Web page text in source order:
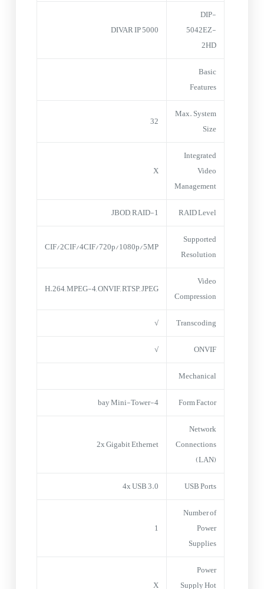
DIP-
5042EZ-
2HD
DIVAR IP 5000
Basic
Features
Max. System
Size
32
Integrated
Video
Management
X
RAID Level
JBOD, RAID-1
Supported
Resolution
CIF/2CIF/4CIF/720p/1080p/5MP
Video
Compression
H.264, MPEG-4, ONVIF, RTSP, JPEG
Transcoding
√
ONVIF
√
Mechanical
Form Factor
4-bay Mini-Tower
Network
Connections
(LAN)
2x Gigabit Ethernet
USB Ports
4x USB 3.0
Number of
Power
Supplies
1
Power
Supply Hot
X